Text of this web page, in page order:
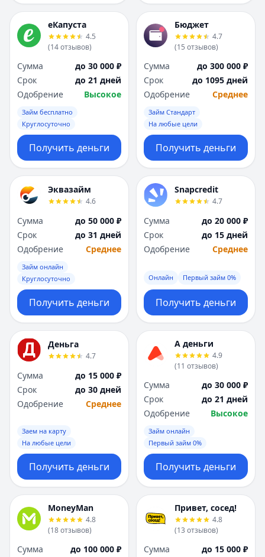
еКапуста
4.5
(14отзывов)
Сумма
до 30 000 ₽
Срок
до 21 дней
Одобрение
Высокое
Займ бесплатно
Круглосуточно
Получить деньги
Бюджет
4.7
(15 отзывов)
Сумма
до 300 000 ₽
Срок
до 1095 дней
Одобрение
Среднее
Займ Стандарт
На любые цели
Получить деньги
Эквазайм
4.6
Сумма
до 50 000 ₽
Срок
до 31 дней
Одобрение
Среднее
Займ онлайн
Круглосуточно
Получить деньги
Snapcredit
4.7
Сумма
до 20 000 ₽
Срок
до 15 дней
Одобрение
Среднее
Онлайн Первый займ 0%
Получить деньги
Деньга
4.7
Сумма
до 15 000 ₽
Срок
до 30 дней
Одобрение
Среднее
Заем на карту
На любые цели
Получить деньги
А деньги
4.9
(11 отзывов)
Сумма
до 30 000 ₽
Срок
до 21 дней
Одобрение
Высокое
Займ онлайн
Первый займ 0%
Получить деньги
MoneyMan
4.8
(18отзывов)
Сумма
до 100 000 ₽
Привет, сосед!
4.8
(13 отзывов)
Сумма
до 15 000 ₽